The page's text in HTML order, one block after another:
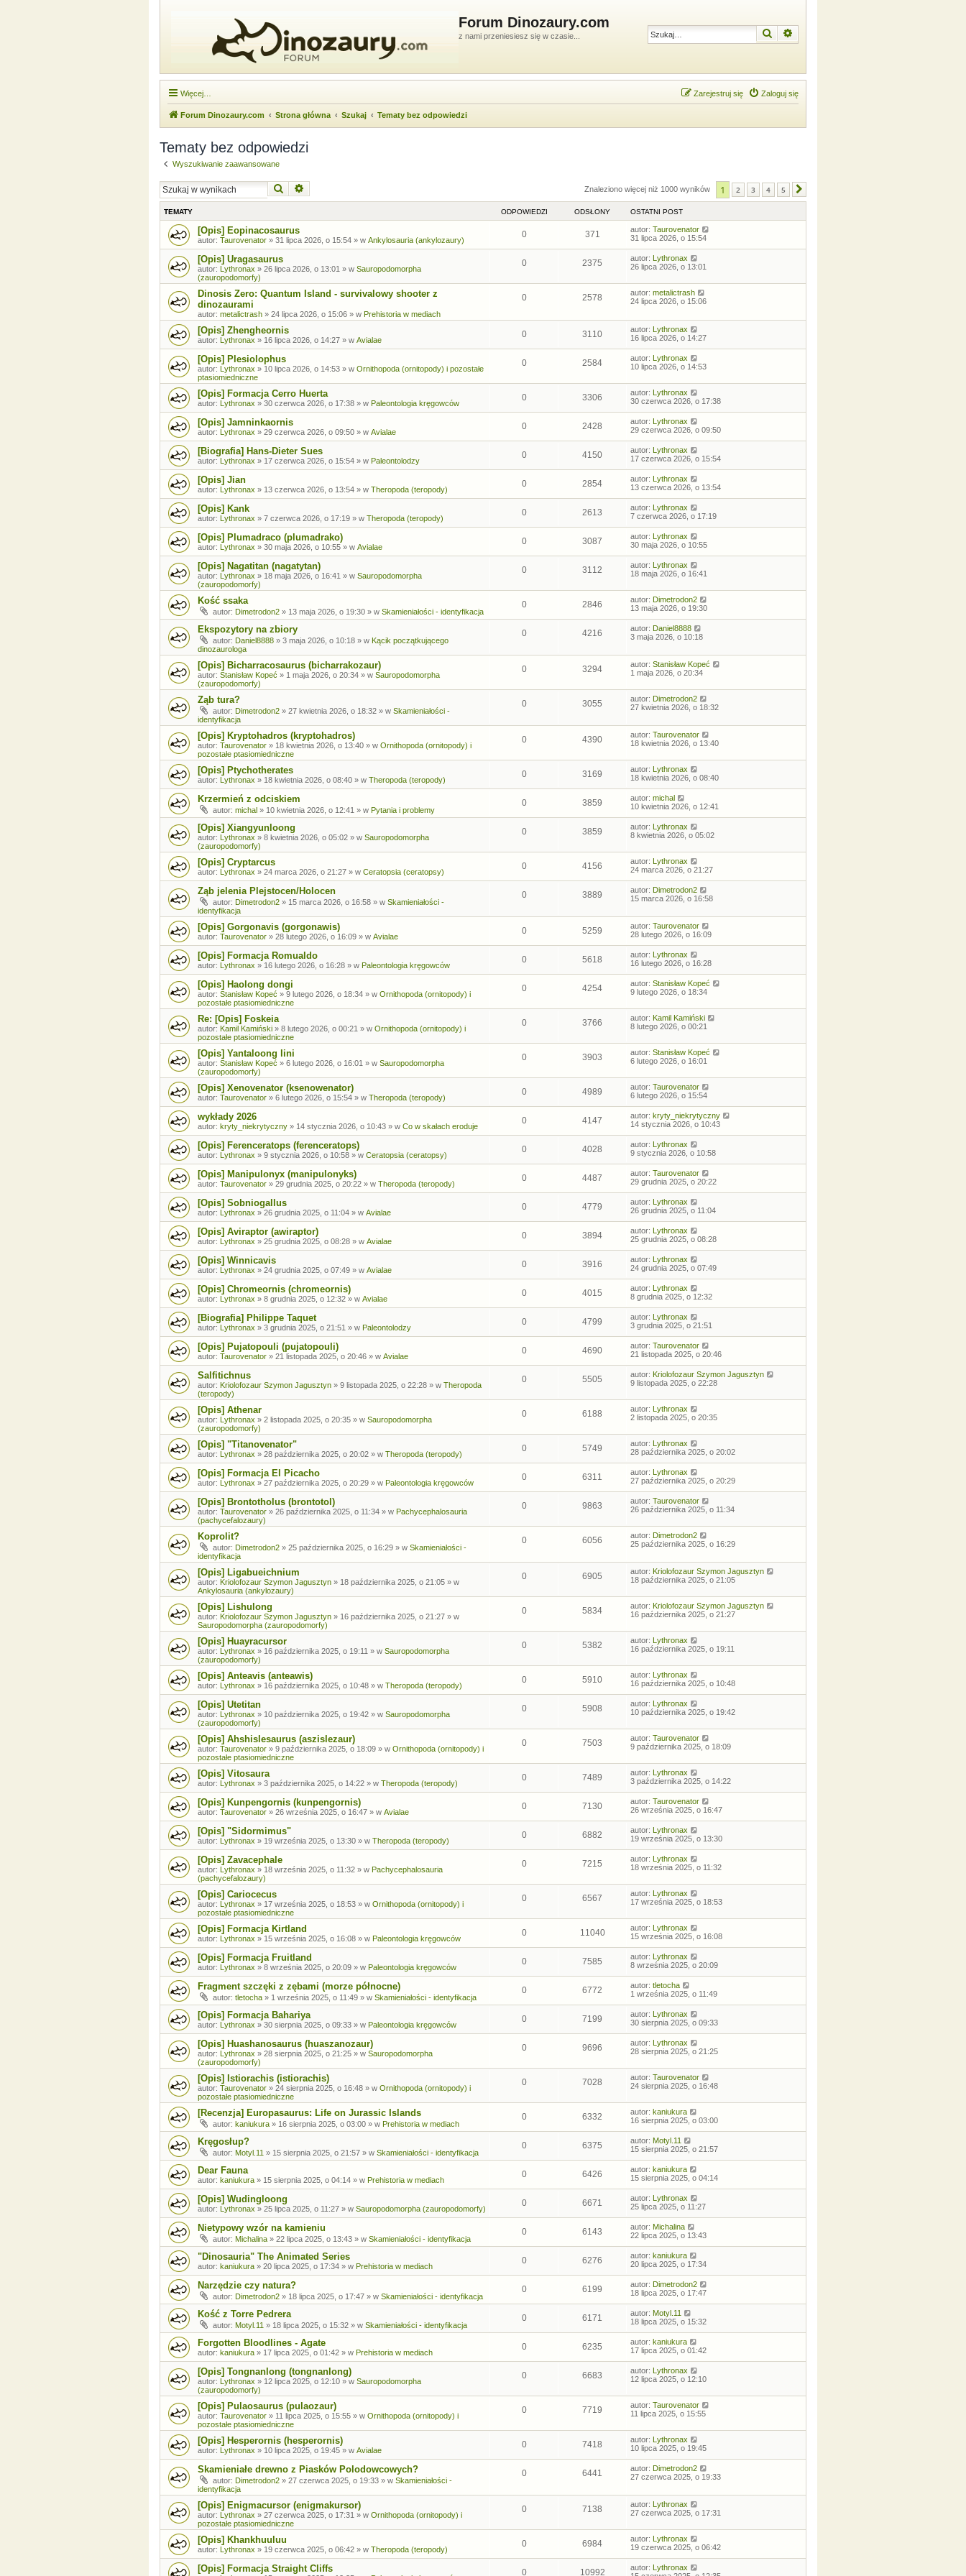
Forum Dinozaury.com
z nami przeniesiesz się w czasie... Szukaj
Więcej… Zaloguj się
Zarejestruj się
Forum Dinozaury.com Strona główna Szukaj Tematy bez odpowiedzi
Tematy bez odpowiedzi
Wyszukiwanie zaawansowane
Szukaj Znaleziono więcej niż 1000 wyników 1 2 3 4 5
TEMATY ODPOWIEDZI ODSŁONY OSTATNI POST
[Opis] Eopinacosaurus
autor: Taurovenator » 31 lipca 2026, o 15:54 » w Ankylosauria (ankylozaury)
0 371 autor: Taurovenator
31 lipca 2026, o 15:54
[Opis] Uragasaurus
autor: Lythronax » 26 lipca 2026, o 13:01 » w Sauropodomorpha
(zauropodomorfy)
0 2375 autor: Lythronax
26 lipca 2026, o 13:01
Dinosis Zero: Quantum Island - survivalowy shooter z
dinozaurami
autor: metalictrash » 24 lipca 2026, o 15:06 » w Prehistoria w mediach
0 2578 autor: metalictrash
24 lipca 2026, o 15:06
[Opis] Zhengheornis
autor: Lythronax » 16 lipca 2026, o 14:27 » w Avialae
0 3110 autor: Lythronax
16 lipca 2026, o 14:27
[Opis] Plesiolophus
autor: Lythronax » 10 lipca 2026, o 14:53 » w Ornithopoda (ornitopody) i pozostałe
ptasiomiedniczne
0 2584 autor: Lythronax
10 lipca 2026, o 14:53
[Opis] Formacja Cerro Huerta
autor: Lythronax » 30 czerwca 2026, o 17:38 » w Paleontologia kręgowców
0 3306 autor: Lythronax
30 czerwca 2026, o 17:38
[Opis] Jamninkaornis
autor: Lythronax » 29 czerwca 2026, o 09:50 » w Avialae
0 2428 autor: Lythronax
29 czerwca 2026, o 09:50
[Biografia] Hans-Dieter Sues
autor: Lythronax » 17 czerwca 2026, o 15:54 » w Paleontolodzy
0 4150 autor: Lythronax
17 czerwca 2026, o 15:54
[Opis] Jian
autor: Lythronax » 13 czerwca 2026, o 13:54 » w Theropoda (teropody)
0 2854 autor: Lythronax
13 czerwca 2026, o 13:54
[Opis] Kank
autor: Lythronax » 7 czerwca 2026, o 17:19 » w Theropoda (teropody)
0 2613 autor: Lythronax
7 czerwca 2026, o 17:19
[Opis] Plumadraco (plumadrako)
autor: Lythronax » 30 maja 2026, o 10:55 » w Avialae
0 3087 autor: Lythronax
30 maja 2026, o 10:55
[Opis] Nagatitan (nagatytan)
autor: Lythronax » 18 maja 2026, o 16:41 » w Sauropodomorpha
(zauropodomorfy)
0 3112 autor: Lythronax
18 maja 2026, o 16:41
Kość ssaka
autor: Dimetrodon2 » 13 maja 2026, o 19:30 » w Skamieniałości - identyfikacja
0 2846 autor: Dimetrodon2
13 maja 2026, o 19:30
Ekspozytory na zbiory
autor: Daniel8888 » 3 maja 2026, o 10:18 » w Kącik początkującego
dinozaurologa
0 4216 autor: Daniel8888
3 maja 2026, o 10:18
[Opis] Bicharracosaurus (bicharrakozaur)
autor: Stanisław Kopeć » 1 maja 2026, o 20:34 » w Sauropodomorpha
(zauropodomorfy)
0 3294 autor: Stanisław Kopeć
1 maja 2026, o 20:34
Ząb tura?
autor: Dimetrodon2 » 27 kwietnia 2026, o 18:32 » w Skamieniałości -
identyfikacja
0 3055 autor: Dimetrodon2
27 kwietnia 2026, o 18:32
[Opis] Kryptohadros (kryptohadros)
autor: Taurovenator » 18 kwietnia 2026, o 13:40 » w Ornithopoda (ornitopody) i
pozostałe ptasiomiedniczne
0 4390 autor: Taurovenator
18 kwietnia 2026, o 13:40
[Opis] Ptychotherates
autor: Lythronax » 18 kwietnia 2026, o 08:40 » w Theropoda (teropody)
0 3169 autor: Lythronax
18 kwietnia 2026, o 08:40
Krzermień z odciskiem
autor: michal » 10 kwietnia 2026, o 12:41 » w Pytania i problemy
0 3859 autor: michal
10 kwietnia 2026, o 12:41
[Opis] Xiangyunloong
autor: Lythronax » 8 kwietnia 2026, o 05:02 » w Sauropodomorpha
(zauropodomorfy)
0 3859 autor: Lythronax
8 kwietnia 2026, o 05:02
[Opis] Cryptarcus
autor: Lythronax » 24 marca 2026, o 21:27 » w Ceratopsia (ceratopsy)
0 4156 autor: Lythronax
24 marca 2026, o 21:27
Ząb jelenia Plejstocen/Holocen
autor: Dimetrodon2 » 15 marca 2026, o 16:58 » w Skamieniałości -
identyfikacja
0 3889 autor: Dimetrodon2
15 marca 2026, o 16:58
[Opis] Gorgonavis (gorgonawis)
autor: Taurovenator » 28 lutego 2026, o 16:09 » w Avialae
0 5259 autor: Taurovenator
28 lutego 2026, o 16:09
[Opis] Formacja Romualdo
autor: Lythronax » 16 lutego 2026, o 16:28 » w Paleontologia kręgowców
0 5618 autor: Lythronax
16 lutego 2026, o 16:28
[Opis] Haolong dongi
autor: Stanisław Kopeć » 9 lutego 2026, o 18:34 » w Ornithopoda (ornitopody) i
pozostałe ptasiomiedniczne
0 4254 autor: Stanisław Kopeć
9 lutego 2026, o 18:34
Re: [Opis] Foskeia
autor: Kamil Kamiński » 8 lutego 2026, o 00:21 » w Ornithopoda (ornitopody) i
pozostałe ptasiomiedniczne
0 3766 autor: Kamil Kamiński
8 lutego 2026, o 00:21
[Opis] Yantaloong lini
autor: Stanisław Kopeć » 6 lutego 2026, o 16:01 » w Sauropodomorpha
(zauropodomorfy)
0 3903 autor: Stanisław Kopeć
6 lutego 2026, o 16:01
[Opis] Xenovenator (ksenowenator)
autor: Taurovenator » 6 lutego 2026, o 15:54 » w Theropoda (teropody)
0 4989 autor: Taurovenator
6 lutego 2026, o 15:54
wykłady 2026
autor: kryty_niekrytyczny » 14 stycznia 2026, o 10:43 » w Co w skałach eroduje
0 4147 autor: kryty_niekrytyczny
14 stycznia 2026, o 10:43
[Opis] Ferenceratops (ferenceratops)
autor: Lythronax » 9 stycznia 2026, o 10:58 » w Ceratopsia (ceratopsy)
0 4028 autor: Lythronax
9 stycznia 2026, o 10:58
[Opis] Manipulonyx (manipulonyks)
autor: Taurovenator » 29 grudnia 2025, o 20:22 » w Theropoda (teropody)
0 4487 autor: Taurovenator
29 grudnia 2025, o 20:22
[Opis] Sobniogallus
autor: Lythronax » 26 grudnia 2025, o 11:04 » w Avialae
0 4779 autor: Lythronax
26 grudnia 2025, o 11:04
[Opis] Aviraptor (awiraptor)
autor: Lythronax » 25 grudnia 2025, o 08:28 » w Avialae
0 3894 autor: Lythronax
25 grudnia 2025, o 08:28
[Opis] Winnicavis
autor: Lythronax » 24 grudnia 2025, o 07:49 » w Avialae
0 3916 autor: Lythronax
24 grudnia 2025, o 07:49
[Opis] Chromeornis (chromeornis)
autor: Lythronax » 8 grudnia 2025, o 12:32 » w Avialae
0 4015 autor: Lythronax
8 grudnia 2025, o 12:32
[Biografia] Philippe Taquet
autor: Lythronax » 3 grudnia 2025, o 21:51 » w Paleontolodzy
0 4799 autor: Lythronax
3 grudnia 2025, o 21:51
[Opis] Pujatopouli (pujatopouli)
autor: Taurovenator » 21 listopada 2025, o 20:46 » w Avialae
0 4690 autor: Taurovenator
21 listopada 2025, o 20:46
Salfitichnus
autor: Kriolofozaur Szymon Jagusztyn » 9 listopada 2025, o 22:28 » w Theropoda
(teropody)
0 5505 autor: Kriolofozaur Szymon Jagusztyn
9 listopada 2025, o 22:28
[Opis] Athenar
autor: Lythronax » 2 listopada 2025, o 20:35 » w Sauropodomorpha
(zauropodomorfy)
0 6188 autor: Lythronax
2 listopada 2025, o 20:35
[Opis] "Titanovenator"
autor: Lythronax » 28 października 2025, o 20:02 » w Theropoda (teropody)
0 5749 autor: Lythronax
28 października 2025, o 20:02
[Opis] Formacja El Picacho
autor: Lythronax » 27 października 2025, o 20:29 » w Paleontologia kręgowców
0 6311 autor: Lythronax
27 października 2025, o 20:29
[Opis] Brontotholus (brontotol)
autor: Taurovenator » 26 października 2025, o 11:34 » w Pachycephalosauria
(pachycefalozaury)
0 9863 autor: Taurovenator
26 października 2025, o 11:34
Koprolit?
autor: Dimetrodon2 » 25 października 2025, o 16:29 » w Skamieniałości -
identyfikacja
0 6056 autor: Dimetrodon2
25 października 2025, o 16:29
[Opis] Ligabueichnium
autor: Kriolofozaur Szymon Jagusztyn » 18 października 2025, o 21:05 » w
Ankylosauria (ankylozaury)
0 6905 autor: Kriolofozaur Szymon Jagusztyn
18 października 2025, o 21:05
[Opis] Lishulong
autor: Kriolofozaur Szymon Jagusztyn » 16 października 2025, o 21:27 » w
Sauropodomorpha (zauropodomorfy)
0 5834 autor: Kriolofozaur Szymon Jagusztyn
16 października 2025, o 21:27
[Opis] Huayracursor
autor: Lythronax » 16 października 2025, o 19:11 » w Sauropodomorpha
(zauropodomorfy)
0 5382 autor: Lythronax
16 października 2025, o 19:11
[Opis] Anteavis (anteawis)
autor: Lythronax » 16 października 2025, o 10:48 » w Theropoda (teropody)
0 5910 autor: Lythronax
16 października 2025, o 10:48
[Opis] Utetitan
autor: Lythronax » 10 października 2025, o 19:42 » w Sauropodomorpha
(zauropodomorfy)
0 5908 autor: Lythronax
10 października 2025, o 19:42
[Opis] Ahshislesaurus (aszislezaur)
autor: Taurovenator » 9 października 2025, o 18:09 » w Ornithopoda (ornitopody) i
pozostałe ptasiomiedniczne
0 7503 autor: Taurovenator
9 października 2025, o 18:09
[Opis] Vitosaura
autor: Lythronax » 3 października 2025, o 14:22 » w Theropoda (teropody)
0 7489 autor: Lythronax
3 października 2025, o 14:22
[Opis] Kunpengornis (kunpengornis)
autor: Taurovenator » 26 września 2025, o 16:47 » w Avialae
0 7130 autor: Taurovenator
26 września 2025, o 16:47
[Opis] "Sidormimus"
autor: Lythronax » 19 września 2025, o 13:30 » w Theropoda (teropody)
0 6882 autor: Lythronax
19 września 2025, o 13:30
[Opis] Zavacephale
autor: Lythronax » 18 września 2025, o 11:32 » w Pachycephalosauria
(pachycefalozaury)
0 7215 autor: Lythronax
18 września 2025, o 11:32
[Opis] Cariocecus
autor: Lythronax » 17 września 2025, o 18:53 » w Ornithopoda (ornitopody) i
pozostałe ptasiomiedniczne
0 6567 autor: Lythronax
17 września 2025, o 18:53
[Opis] Formacja Kirtland
autor: Lythronax » 15 września 2025, o 16:08 » w Paleontologia kręgowców
0 11040 autor: Lythronax
15 września 2025, o 16:08
[Opis] Formacja Fruitland
autor: Lythronax » 8 września 2025, o 20:09 » w Paleontologia kręgowców
0 7585 autor: Lythronax
8 września 2025, o 20:09
Fragment szczęki z zębami (morze północne)
autor: tletocha » 1 września 2025, o 11:49 » w Skamieniałości - identyfikacja
0 6772 autor: tletocha
1 września 2025, o 11:49
[Opis] Formacja Bahariya
autor: Lythronax » 30 sierpnia 2025, o 09:33 » w Paleontologia kręgowców
0 7199 autor: Lythronax
30 sierpnia 2025, o 09:33
[Opis] Huashanosaurus (huaszanozaur)
autor: Lythronax » 28 sierpnia 2025, o 21:25 » w Sauropodomorpha
(zauropodomorfy)
0 9696 autor: Lythronax
28 sierpnia 2025, o 21:25
[Opis] Istiorachis (istiorachis)
autor: Taurovenator » 24 sierpnia 2025, o 16:48 » w Ornithopoda (ornitopody) i
pozostałe ptasiomiedniczne
0 7028 autor: Taurovenator
24 sierpnia 2025, o 16:48
[Recenzja] Europasaurus: Life on Jurassic Islands
autor: kaniukura » 16 sierpnia 2025, o 03:00 » w Prehistoria w mediach
0 6332 autor: kaniukura
16 sierpnia 2025, o 03:00
Kręgosłup?
autor: Motyl.11 » 15 sierpnia 2025, o 21:57 » w Skamieniałości - identyfikacja
0 6375 autor: Motyl.11
15 sierpnia 2025, o 21:57
Dear Fauna
autor: kaniukura » 15 sierpnia 2025, o 04:14 » w Prehistoria w mediach
0 6426 autor: kaniukura
15 sierpnia 2025, o 04:14
[Opis] Wudingloong
autor: Lythronax » 25 lipca 2025, o 11:27 » w Sauropodomorpha (zauropodomorfy)
0 6671 autor: Lythronax
25 lipca 2025, o 11:27
Nietypowy wzór na kamieniu
autor: Michalina » 22 lipca 2025, o 13:43 » w Skamieniałości - identyfikacja
0 6143 autor: Michalina
22 lipca 2025, o 13:43
"Dinosauria" The Animated Series
autor: kaniukura » 20 lipca 2025, o 17:34 » w Prehistoria w mediach
0 6276 autor: kaniukura
20 lipca 2025, o 17:34
Narzędzie czy natura?
autor: Dimetrodon2 » 18 lipca 2025, o 17:47 » w Skamieniałości - identyfikacja
0 6199 autor: Dimetrodon2
18 lipca 2025, o 17:47
Kość z Torre Pedrera
autor: Motyl.11 » 18 lipca 2025, o 15:32 » w Skamieniałości - identyfikacja
0 6171 autor: Motyl.11
18 lipca 2025, o 15:32
Forgotten Bloodlines - Agate
autor: kaniukura » 17 lipca 2025, o 01:42 » w Prehistoria w mediach
0 6235 autor: kaniukura
17 lipca 2025, o 01:42
[Opis] Tongnanlong (tongnanlong)
autor: Lythronax » 12 lipca 2025, o 12:10 » w Sauropodomorpha
(zauropodomorfy)
0 6683 autor: Lythronax
12 lipca 2025, o 12:10
[Opis] Pulaosaurus (pulaozaur)
autor: Taurovenator » 11 lipca 2025, o 15:55 » w Ornithopoda (ornitopody) i
pozostałe ptasiomiedniczne
0 7719 autor: Taurovenator
11 lipca 2025, o 15:55
[Opis] Hesperornis (hesperornis)
autor: Lythronax » 10 lipca 2025, o 19:45 » w Avialae
0 7418 autor: Lythronax
10 lipca 2025, o 19:45
Skamieniałe drewno z Piasków Polodowcowych?
autor: Dimetrodon2 » 27 czerwca 2025, o 19:33 » w Skamieniałości -
identyfikacja
0 6441 autor: Dimetrodon2
27 czerwca 2025, o 19:33
[Opis] Enigmacursor (enigmakursor)
autor: Lythronax » 27 czerwca 2025, o 17:31 » w Ornithopoda (ornitopody) i
pozostałe ptasiomiedniczne
0 7138 autor: Lythronax
27 czerwca 2025, o 17:31
[Opis] Khankhuuluu
autor: Lythronax » 19 czerwca 2025, o 06:42 » w Theropoda (teropody)
0 6984 autor: Lythronax
19 czerwca 2025, o 06:42
[Opis] Formacja Straight Cliffs 0 10992 autor: Lythronax